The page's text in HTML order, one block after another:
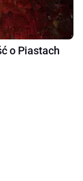
o Piastach